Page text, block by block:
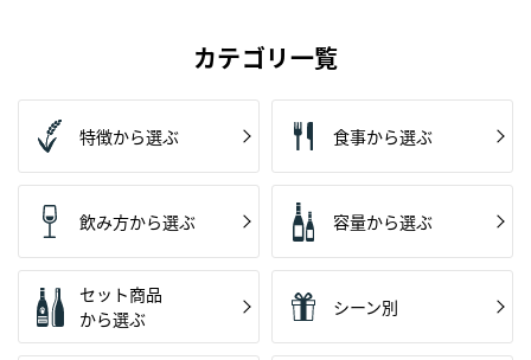
カテゴリ一覧
特徴から選ぶ 食事から選ぶ
飲み方から選ぶ 容量から選ぶ
セット商品
から選ぶ
シーン別